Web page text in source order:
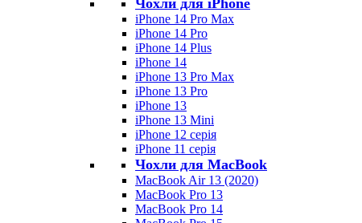
iPhone 14 Pro Max
iPhone 14 Pro
iPhone 14 Plus
iPhone 14
iPhone 13 Pro Max
iPhone 13 Pro
iPhone 13
iPhone 13 Mini
iPhone 12 серія
iPhone 11 серія
Чохли для MacBook
MacBook Air 13 (2020)
MacBook Pro 13
MacBook Pro 14